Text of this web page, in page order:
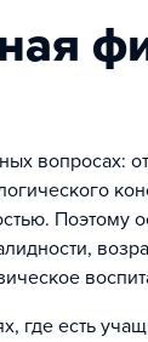
вопросах:
где есть